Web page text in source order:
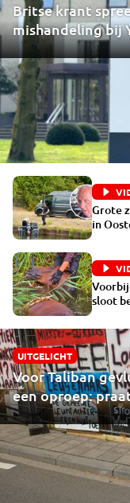
Britse krant
mishandeling bij
Grote
in
sloot
UITGELICHT
Voor Taliban
een oproep: